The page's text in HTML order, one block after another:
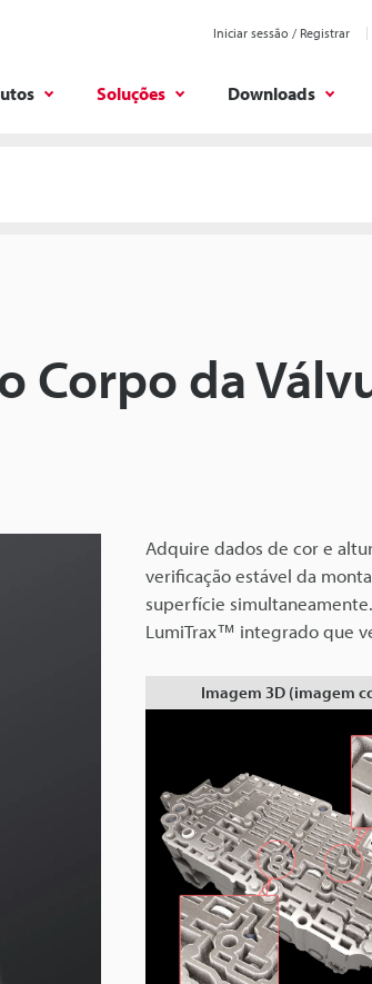
Iniciar sessão / Registrar
Soluções Downloads
Corpo da
Adquire dados de cor e
verificação estável da
superfície
LumiTrax™ integrado que
Imagem 3D (imagem